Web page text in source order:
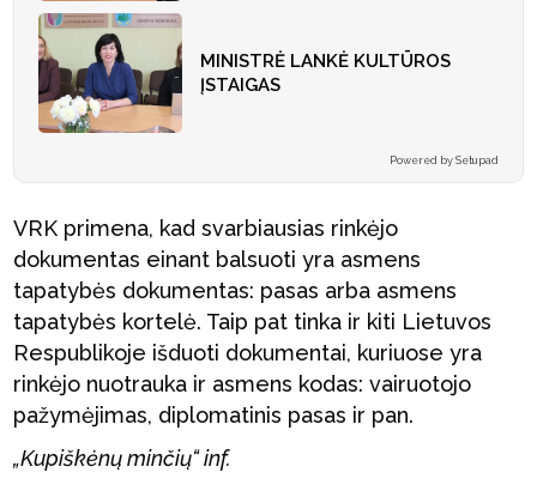
MINISTRĖ LANKĖ KULTŪROS
ĮSTAIGAS
Powered by Setupad
VRK primena, kad svarbiausias rinkėjo
dokumentas einant balsuoti yra asmens
tapatybės dokumentas: pasas arba asmens
tapatybės kortelė. Taip pat tinka ir kiti Lietuvos
Respublikoje išduoti dokumentai, kuriuose yra
rinkėjo nuotrauka ir asmens kodas: vairuotojo
pažymėjimas, diplomatinis pasas ir pan.
„Kupiškėnų minčių“ inf.